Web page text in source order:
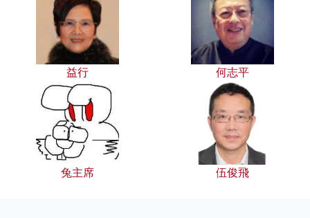
益行 何志平
兔主席 伍俊飛